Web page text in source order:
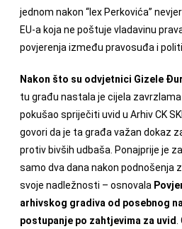
jednom nakon “lex Perkovića”
EU-a koja ne poštuje vladavinu
povjerenja između pravosuđa i
Nakon što su odvjetnici Gizele
tu građu nastala je cijela
pokušao spriječiti uvid u Arhiv CK
govori da je ta građa važan dokaz
protiv bivših udbaša. Ponajprije je
samo dva dana nakon podnošenja
svoje nadležnosti – osnovala
arhivskog gradiva od posebnog
postupanje po zahtjevima za uvid